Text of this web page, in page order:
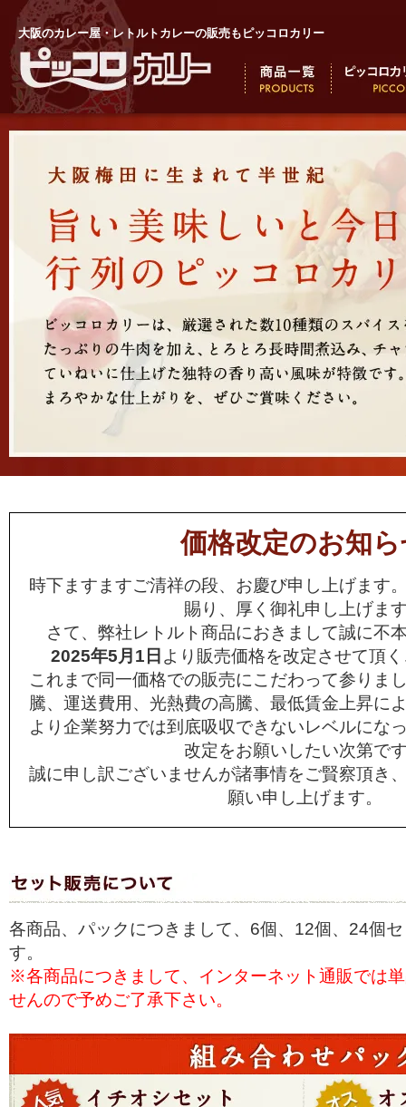
大阪のカレー屋・レトルトカレーの販売もピッコロカリー
価格改定のお知
時下ますますご清祥の段、お慶び申し上げます
賜り、厚く御礼申し上げま
さて、弊社レトルト商品におきまして誠に不
2025年5月1日 より販売価格を改定させて頂
これまで同一価格での販売にこだわって参りま
騰、運送費用、光熱費の高騰、最低賃金上昇に
より企業努力では到底吸収できないレベルにな
改定をお願いしたい次第で
誠に申し訳ございませんが諸事情をご賢察頂き
願い申し上げます。
各商品、パックにつきまして、6個、12個、24個
す。
※各商品につきまして、インターネット通販では
せんので予めご了承下さい。